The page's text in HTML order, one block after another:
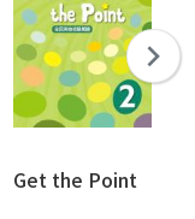
Get the Point